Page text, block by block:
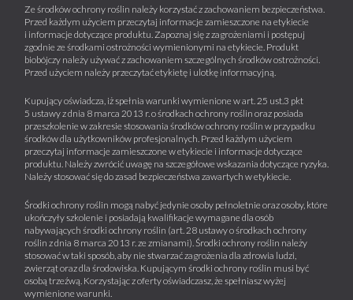
Ze środków ochrony roślin należy korzystać z zachowaniem bezpieczeństwa.
Przed każdym użyciem przeczytaj informacje zamieszczone na etykiecie
i informacje dotyczące produktu. Zapoznaj się z zagrożeniami i postępuj
zgodnie ze środkami ostrożności wymienionymi na etykiecie. Produkt
biobójczy należy używać z zachowaniem szczególnych środków ostrożności.
Przed użyciem należy przeczytać etykietę i ulotkę informacyjną.
Kupujący oświadcza, iż spełnia warunki wymienione w art. 25 ust.3 pkt
5 ustawy z dnia 8 marca 2013 r. o środkach ochrony roślin oraz posiada
przeszkolenie w zakresie stosowania środków ochrony roślin w przypadku
środków dla użytkowników profesjonalnych. Przed każdym użyciem
przeczytaj informacje zamieszczone w etykiecie i informacje dotyczące
produktu. Należy zwrócić uwagę na szczegółowe wskazania dotyczące ryzyka.
Należy stosować się do zasad bezpieczeństwa zawartych w etykiecie.
Środki ochrony roślin mogą nabyć jedynie osoby pełnoletnie oraz osoby, które
ukończyły szkolenie i posiadają kwalifikacje wymagane dla osób
nabywających środki ochrony roślin (art. 28 ustawy o środkach ochrony
roślin z dnia 8 marca 2013 r. ze zmianami). Środki ochrony roślin należy
stosować w taki sposób, aby nie stwarzać zagrożenia dla zdrowia ludzi,
zwierząt oraz dla środowiska. Kupującym środki ochrony roślin musi być
osobą trzeźwą. Korzystając z oferty oświadczasz, że spełniasz wyżej
wymienione warunki.